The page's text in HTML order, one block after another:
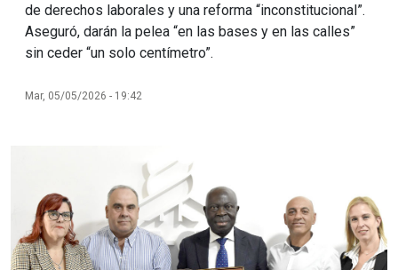
de derechos laborales y una reforma “inconstitucional”.
Aseguró, darán la pelea “en las bases y en las calles”
sin ceder “un solo centímetro”.
Mar, 05/05/2026 - 19:42